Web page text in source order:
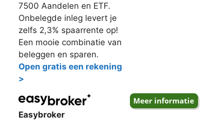
7500 Aandelen en ETF.
Onbelegde inleg levert je
zelfs 2,3% spaarrente op!
Een mooie combinatie van
beleggen en sparen.
Open gratis een rekening
>
Easybroker